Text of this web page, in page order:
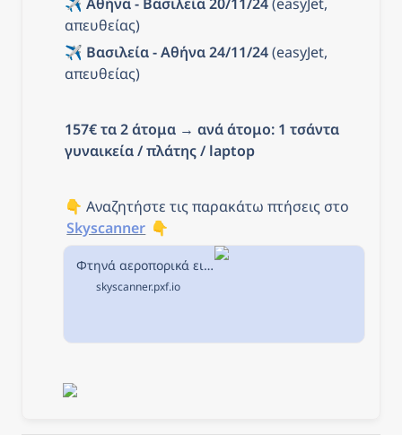
απευθείας)
✈️ Βασιλεία - Αθήνα 24/11/24 (easyJet,
απευθείας)
157€ τα 2 άτομα → ανά άτομο: 1 τσάντα
γυναικεία / πλάτης / laptop
Skyscanner 👇
Φτηνά αεροπορικά εισιτήρια από Αθήνα προς Βασιλεία στην Skyscanner
skyscanner.pxf.io